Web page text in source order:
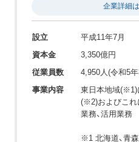
企業詳細
設立
平成11年7月
資本金
3,350億円
従業員数
4,950人(令和5
事業内容
東日本地域(※1)
(※2)およびこれ
業務、活用業務
※1 北海道、青森